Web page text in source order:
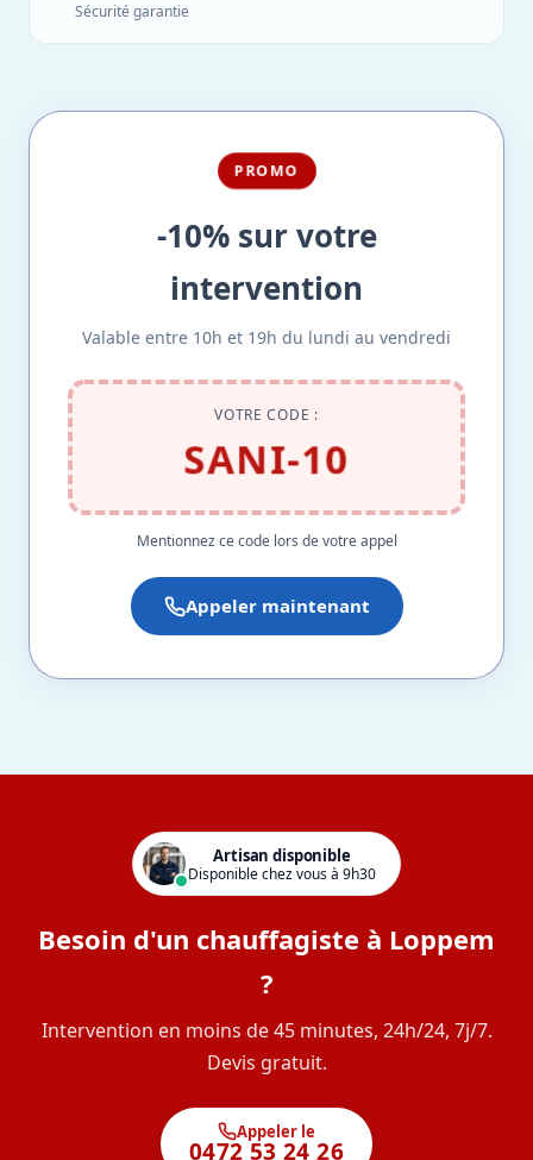
Sécurité garantie
PROMO
-10% sur votre
intervention
Valable entre 10h et 19h du lundi au vendredi
VOTRE CODE :
SANI-10
Mentionnez ce code lors de votre appel
Appeler maintenant
Artisan disponible
Disponible chez vous à 9h30
Besoin d'un chauffagiste à Loppem
?
Intervention en moins de 45 minutes, 24h/24, 7j/7.
Devis gratuit.
Appeler le
0472 53 24 26